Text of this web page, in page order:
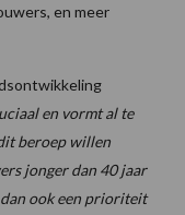
en meer
en vormt al te
beroep willen
jonger dan 40 jaar
ook een prioriteit